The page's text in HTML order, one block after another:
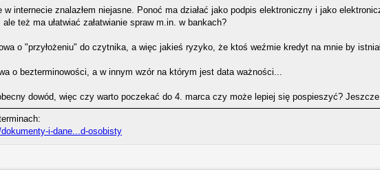
internecie znalazłem niejasne. Ponoć ma działać jako podpis elektroniczny i jako
też ma ułatwiać załatwianie spraw m.in. w bankach?
o "przyłożeniu" do czytnika, a więc jakieś ryzyko, że ktoś weźmie kredyt na mnie by
o bezterminowości, a w innym wzór na którym jest data ważności...
dowód, więc czy warto poczekać do 4. marca czy może lepiej się pospieszyć?
i-dane...d-osobisty